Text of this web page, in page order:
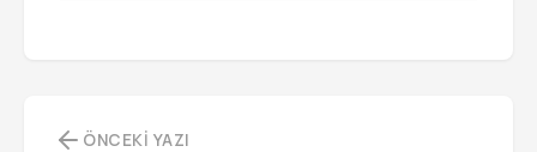
ÖNCEKI YAZI